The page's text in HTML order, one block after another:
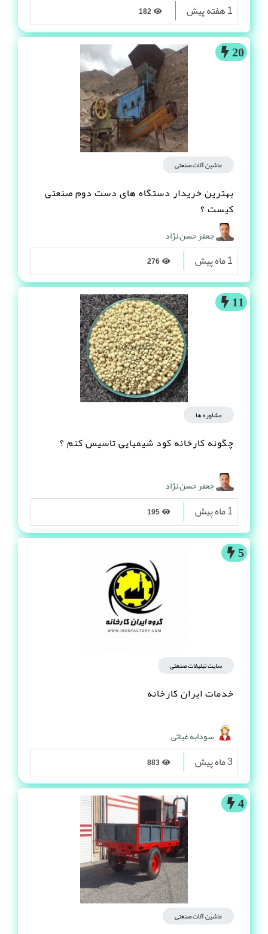
1 هفته پیش
20
ماشین آلات صنعتی
بهترین خریدار دستگاه های دست دوم صنعتی
کیست ؟
جعفر حسن نژاد
1 ماه پیش
11
مشاوره ها
چگونه کارخانه کود شیمیایی تاسیس کنم ؟
جعفر حسن نژاد
1 ماه پیش
5
سایت تبلیغات صنعتی
خدمات ایران کارخانه
سودابه غیاثی
3 ماه پیش
4
ماشین آلات صنعتی